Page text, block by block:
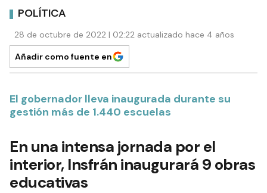
POLÍTICA
28 de octubre de 2022 | 02:22 actualizado hace 4 años
Añadir como fuente en
El gobernador lleva inaugurada durante su
gestión más de 1.440 escuelas
En una intensa jornada por el
interior, Insfrán inaugurará 9 obras
educativas